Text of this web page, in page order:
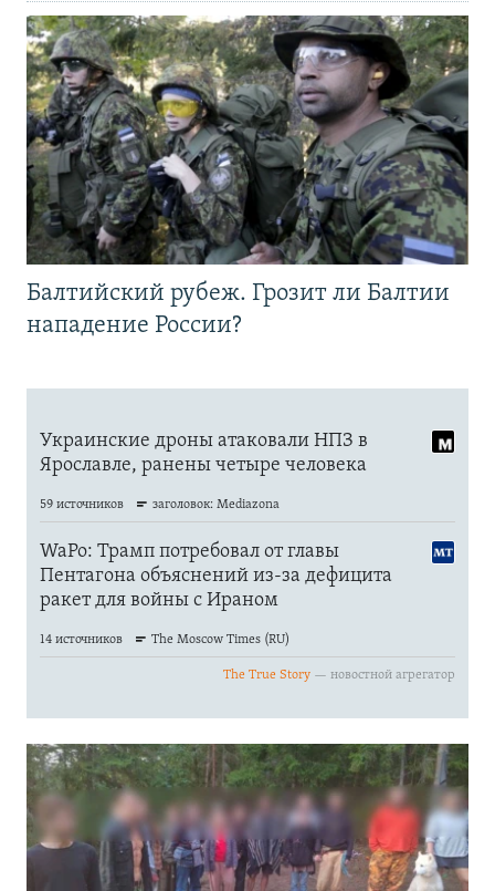
Балтийский рубеж. Грозит ли Балтии
нападение России?